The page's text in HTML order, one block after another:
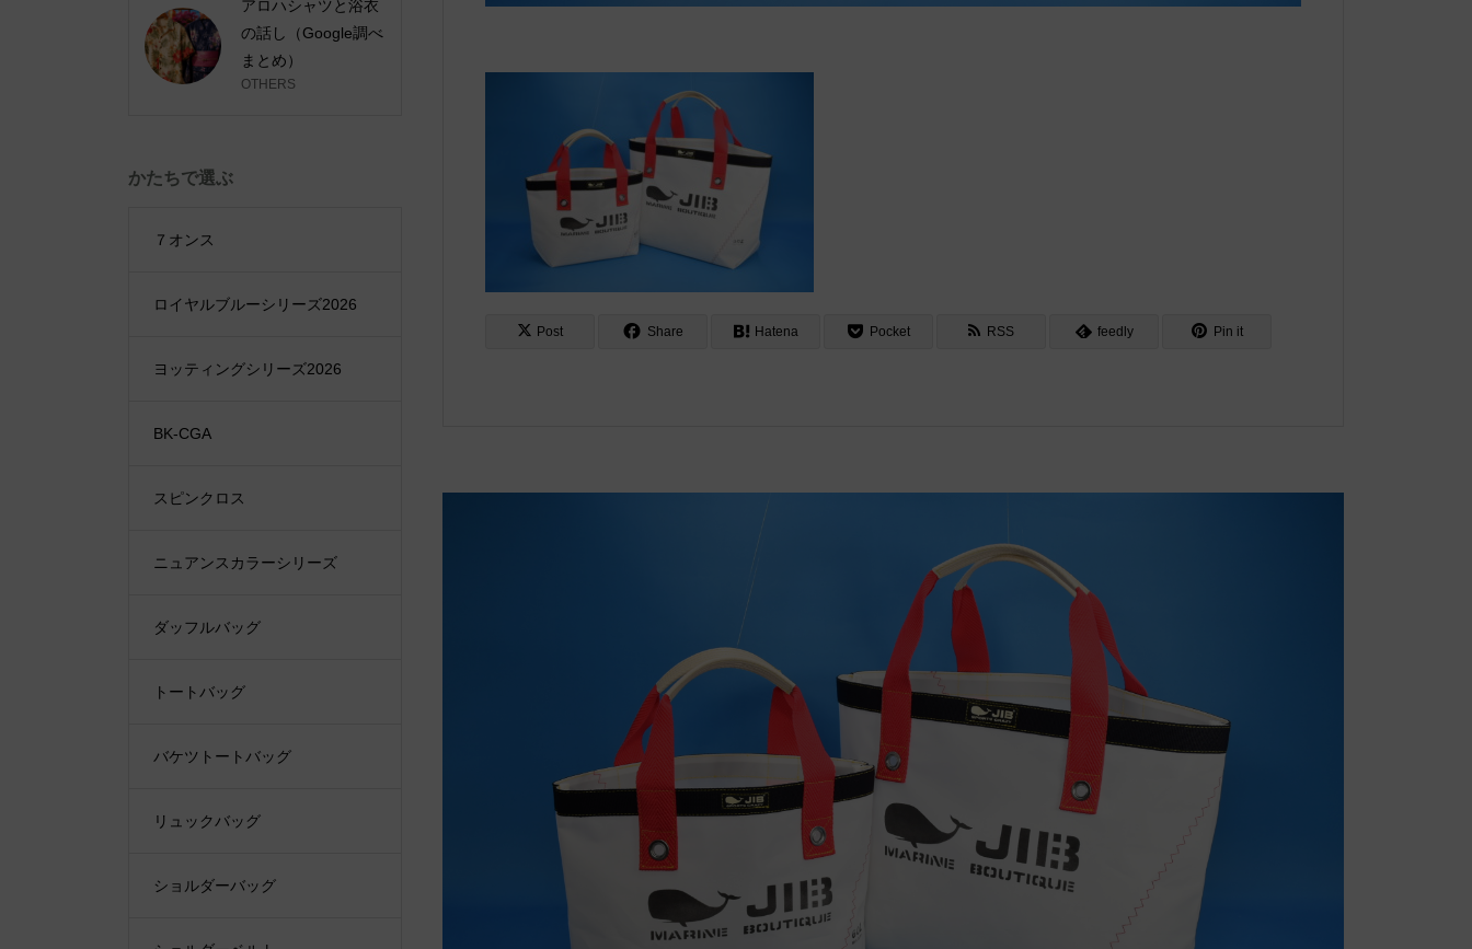
Post Share Hatena Pocket RSS feedly Pin it
アロハシャツと浴衣
の話し（Google調べ
まとめ）
OTHERS
かたちで選ぶ
７オンス
ロイヤルブルーシリーズ2026
ヨッティングシリーズ2026
BK-CGA
スピンクロス
ニュアンスカラーシリーズ
ダッフルバッグ
トートバッグ
バケツトートバッグ
リュックバッグ
ショルダーバッグ